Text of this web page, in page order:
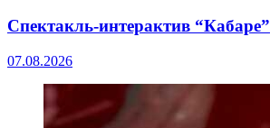
Спектакль-интерактив “Кабаре”
07.08.2026